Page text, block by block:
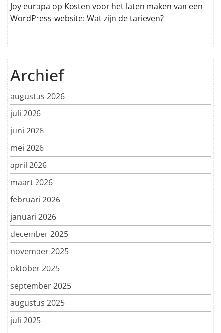
Joy europa op Kosten voor het laten maken van een
WordPress-website: Wat zijn de tarieven?
Archief
augustus 2026
juli 2026
juni 2026
mei 2026
april 2026
maart 2026
februari 2026
januari 2026
december 2025
november 2025
oktober 2025
september 2025
augustus 2025
juli 2025